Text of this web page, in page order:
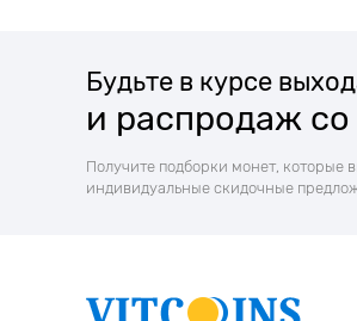
Будьте в курсе
и распродаж
Получите подборки монет, которые
индивидуальные скидочные